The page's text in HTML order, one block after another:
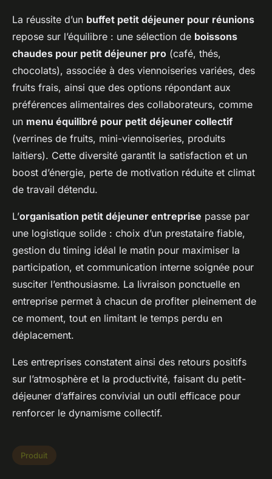
La réussite d’un buffet petit déjeuner pour réunions
repose sur l’équilibre : une sélection de boissons
chaudes pour petit déjeuner pro (café, thés,
chocolats), associée à des viennoiseries variées, des
fruits frais, ainsi que des options répondant aux
préférences alimentaires des collaborateurs, comme
un menu équilibré pour petit déjeuner collectif
(verrines de fruits, mini-viennoiseries, produits
laitiers). Cette diversité garantit la satisfaction et un
boost d’énergie, perte de motivation réduite et climat
de travail détendu.
L’organisation petit déjeuner entreprise passe par
une logistique solide : choix d’un prestataire fiable,
gestion du timing idéal le matin pour maximiser la
participation, et communication interne soignée pour
susciter l’enthousiasme. La livraison ponctuelle en
entreprise permet à chacun de profiter pleinement de
ce moment, tout en limitant le temps perdu en
déplacement.
Les entreprises constatent ainsi des retours positifs
sur l’atmosphère et la productivité, faisant du petit-
déjeuner d’affaires convivial un outil efficace pour
renforcer le dynamisme collectif.
Produit